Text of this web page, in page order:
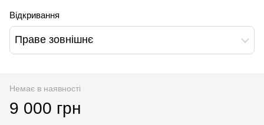
Відкривання
Праве зовнішнє
Немає в наявності
9 000 грн